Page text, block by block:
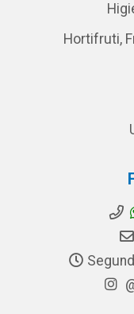
Hortifruti,